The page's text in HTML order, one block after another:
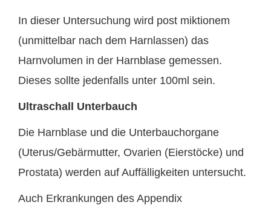
In dieser Untersuchung wird post miktionem
(unmittelbar nach dem Harnlassen) das
Harnvolumen in der Harnblase gemessen.
Dieses sollte jedenfalls unter 100ml sein.
Ultraschall Unterbauch
Die Harnblase und die Unterbauchorgane
(Uterus/Gebärmutter, Ovarien (Eierstöcke) und
Prostata) werden auf Auffälligkeiten untersucht.
Auch Erkrankungen des Appendix